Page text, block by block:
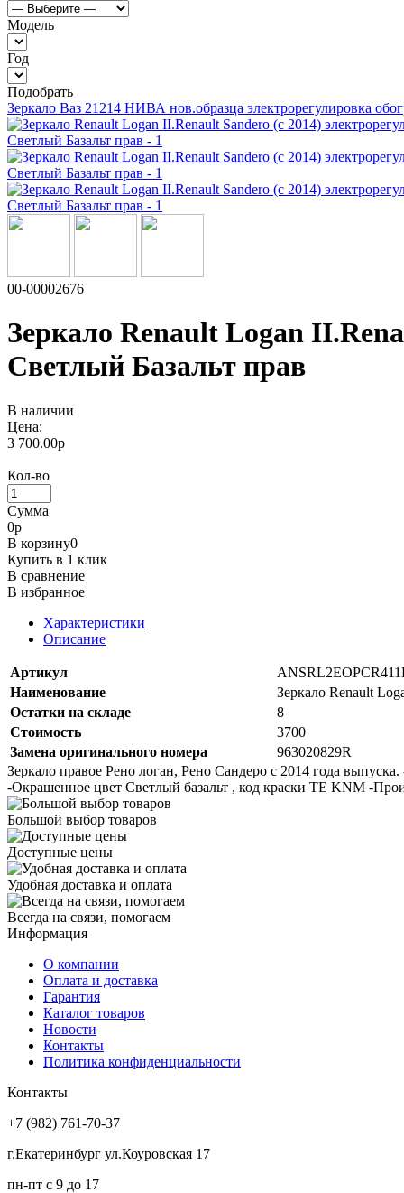
Модель
Год
Подобрать
Зеркало Ваз 21214 НИВА нов.образца электрорегулировка
00-00002676
Зеркало Renault Logan
Светлый Базальт прав
В наличии
Цена:
3 700.00р
Кол-во
Сумма
0р
В корзину0
Купить в 1 клик
В сравнение
В избранное
Характеристики
Описание
Артикул
Наименование
Зеркало Renault
Остатки на складе
8
Стоимость
3700
Замена оригинального номера
963020829R
Зеркало правое Рено логан, Рено Сандеро с 2014 года
-Окрашенное цвет Светлый базальт , код краски TE KNM -
Большой выбор товаров
Доступные цены
Удобная доставка и оплата
Всегда на связи, помогаем
Информация
О компании
Оплата и доставка
Гарантия
Каталог товаров
Новости
Контакты
Политика конфиденциальности
Контакты
+7 (982) 761-70-37
г.Екатеринбург ул.Коуровская 17
пн-пт с 9 до 17